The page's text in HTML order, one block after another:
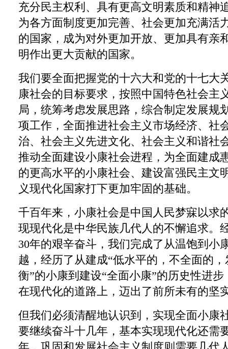
充分民主权利、具有更高文明素质和精神
为各方面制度更加完善、社会更加充满活
的国家，成为对外更加开放、更加具有亲
明作出更大贡献的国家。
我们要全面把握党的十六大和党的十七大
康社会的目标要求，按照中国特色社会主
局，统筹考虑发展思路，综合制定发展规
项工作，全面推进社会主义市场经济、社
治、社会主义先进文化、社会主义和谐社
推动全面建设小康社会进程，为全面建成
的更高水平的小康社会、建设富强民主文
义现代化国家打下更加牢固的基础。
千百年来，小康社会是中国人民梦寐以求
现现代化是中华民族几代人的不懈追求。
30年的艰辛奋斗，我们完成了从温饱到小
越，经历了从建成“低水平的，不全面的
衡”的小康到建设“全面小康”的历史性进
在现代化的道路上，迈出了前所未有的坚
但我们必须清醒地认识到，实现全面小康
要继续奋斗十几年，基本实现现代化还需